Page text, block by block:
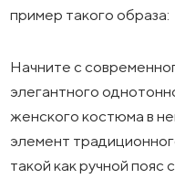
пример такого образа:
Начните с
элегантного
женского костюма в
элемент
такой как ручной пояс